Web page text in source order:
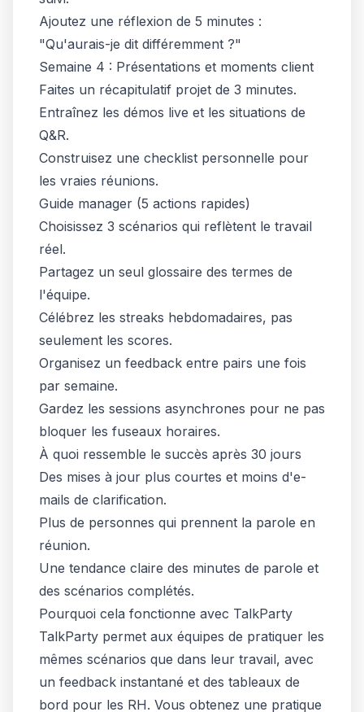
Ajoutez une réflexion de 5 minutes :
"Qu'aurais-je dit différemment ?"
Semaine 4 : Présentations et moments client
Faites un récapitulatif projet de 3 minutes.
Entraînez les démos live et les situations de
Q&R.
Construisez une checklist personnelle pour
les vraies réunions.
Guide manager (5 actions rapides)
Choisissez 3 scénarios qui reflètent le travail
réel.
Partagez un seul glossaire des termes de
l'équipe.
Célébrez les streaks hebdomadaires, pas
seulement les scores.
Organisez un feedback entre pairs une fois
par semaine.
Gardez les sessions asynchrones pour ne pas
bloquer les fuseaux horaires.
À quoi ressemble le succès après 30 jours
Des mises à jour plus courtes et moins d'e-
mails de clarification.
Plus de personnes qui prennent la parole en
réunion.
Une tendance claire des minutes de parole et
des scénarios complétés.
Pourquoi cela fonctionne avec TalkParty
TalkParty permet aux équipes de pratiquer les
mêmes scénarios que dans leur travail, avec
un feedback instantané et des tableaux de
bord pour les RH. Vous obtenez une pratique